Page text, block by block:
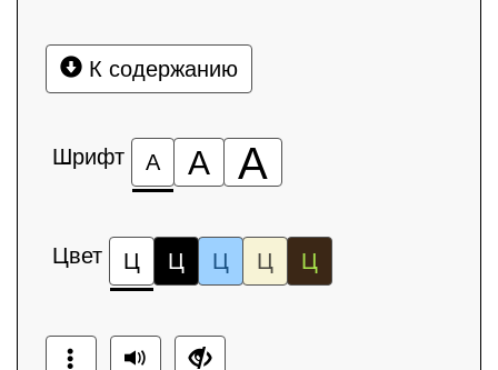
К содержанию
Шрифт А А А
Цвет Ц Ц Ц Ц Ц